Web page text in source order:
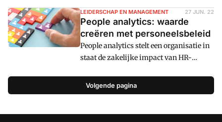
conclusies die ondertussen te trekken
zijn.
beperkte mate als strategisch
sturingsinstrument ingezet. Wat zijn de
mogelijkheden?
LEIDERSCHAP EN MANAGEMENT 27 JUN. 22
People analytics: waarde
creëren met personeelsbeleid
People analytics stelt een organisatie in
staat de zakelijke impact van HR-
instrumenten te doorgronden en
verbeteren, met behulp van adequaat
(wetenschappelijk) onderzoek.
Volgende pagina